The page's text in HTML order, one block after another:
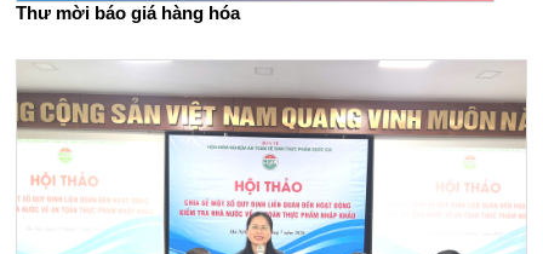
Thư mời báo giá hàng hóa